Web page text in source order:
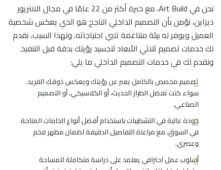
نحن في Art Build، مع خبرة أكثر من 22 عامًا في مجال الانتريور
ديزاين، نؤمن بأن التصميم الداخلي الناجح هو الذي يعكس شخصية
العميل ويوفر له بيئة متناغمة تلبي احتياجاته. ولهذا السبب، نقدم
لك خدمات تصميم ثلاثي الأبعاد لتجسيد رؤيتك بدقة قبل التنفيذ.
ونقدم لك في خدمات التصميم الداخلي ما يلي:
تصميم مخصص بالكامل يعبر عن رؤيتك ويعكس ذوقك الفريد،
سواء كنت تفضل الطراز الحديث، أو الكلاسيكي، أو التصميم
الصناعي.
جودة عالية في التشطيبات باستخدام أفضل أنواع الخامات المتاحة
في السوق، مع مراعاة التفاصيل الدقيقة لضمان مظهر فخم
وعصري.
أسلوب عمل احترافي يعتمد على دراسة متكاملة للمساحة